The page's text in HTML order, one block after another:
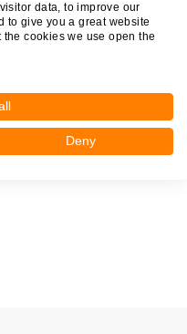
data, to improve our
to give you a great website
cookies we use open the
Deny